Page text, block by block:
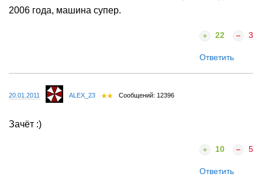
2006 года, машина супер.
22 3
Ответить
20.01.2011 ALEX_23 Сообщений: 12396
Зачёт :)
10 5
Ответить